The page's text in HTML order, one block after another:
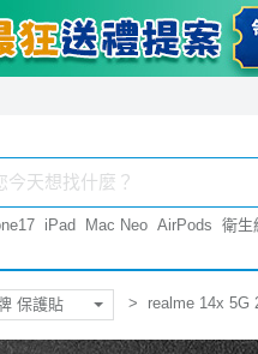
iPad Mac Neo AirPods 衛生
保護貼 realme 14x 5G